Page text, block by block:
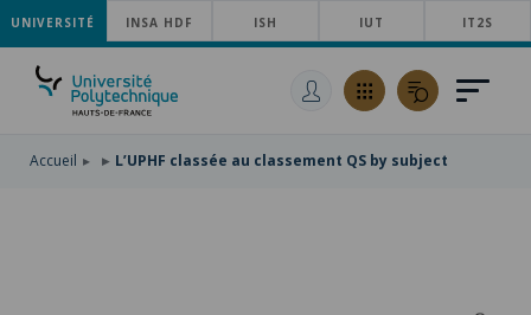
ACCÉDER
AU
MENU
PRINCIPAL
ALLER
AU
CONTENU
ACCÉDER
RECHERCHE
UNIVERSITÉ INSA HDF ISH IUT IT2S
Accueil L’UPHF classée au classement QS by subject